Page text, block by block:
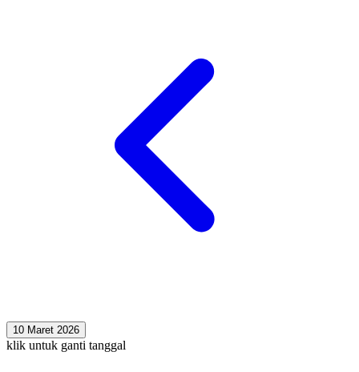
10 Maret 2026
klik untuk ganti tanggal